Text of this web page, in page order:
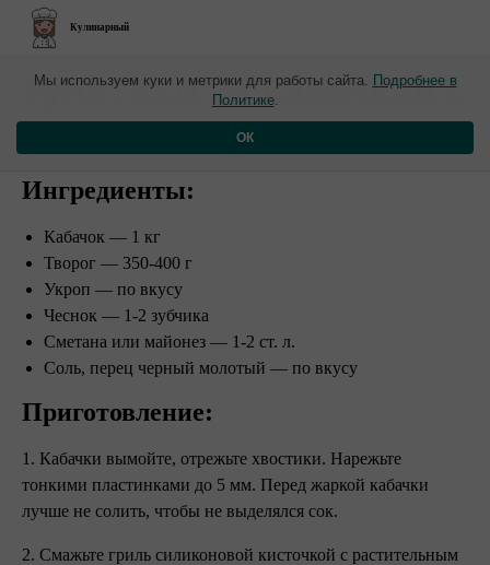
Кулинарный
​Рулетики из кабачков с
творожной начинкой
Ингредиенты:
Кабачок — 1 кг
Творог — 350-400 г
Укроп — по вкусу
Чеснок — 1-2 зубчика
Сметана или майонез — 1-2 ст. л.
Соль, перец черный молотый — по вкусу
Приготовление:
1. Кабачки вымойте, отрежьте хвостики. Нарежьте
тонкими пластинками до 5 мм. Перед жаркой кабачки
лучше не солить, чтобы не выделялся сок.
2. Смажьте гриль силиконовой кисточкой с растительным
Мы используем куки и метрики для работы сайта. Подробнее в
Политике.
ОК